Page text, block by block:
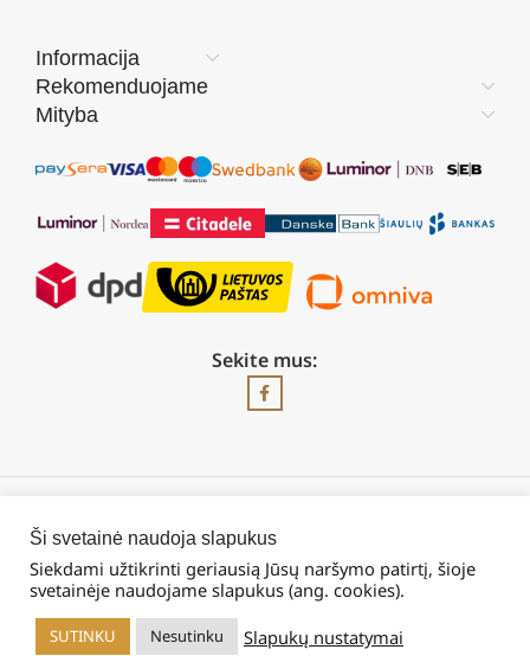
Informacija
Rekomenduojame
Mityba
Sekite mus:
2026 © Visos teisės saugomos | UAB „Rilis“
Ši svetainė naudoja slapukus
Siekdami užtikrinti geriausią Jūsų naršymo patirtį, šioje
svetainėje naudojame slapukus (ang. cookies).
SUTINKU Nesutinku Slapukų nustatymai